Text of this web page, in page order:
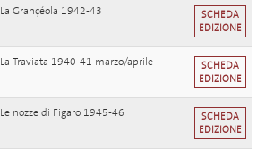
La Grançéola 1942-43
SCHEDA
EDIZIONE
La Traviata 1940-41 marzo/aprile
SCHEDA
EDIZIONE
Le nozze di Figaro 1945-46
SCHEDA
EDIZIONE